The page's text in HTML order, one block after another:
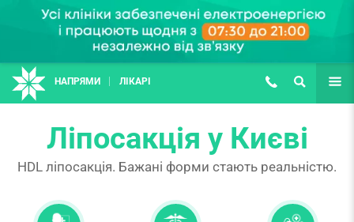
НАПРЯМИ ЛІКАРІ (067) 127-03-03
ПОШУК ЩЕ
Ліпосакція у Києві
HDL ліпосакція. Бажані форми стають реальністю.